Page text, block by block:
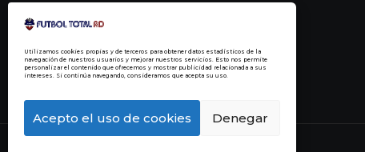
Utilizamos cookies propias y de terceros para obtener datos estadísticos de la
navegación de nuestros usuarios y mejorar nuestros servicios. Esto nos permite
personalizar el contenido que ofrecemos y mostrar publicidad relacionada a sus
intereses. Si continúa navegando, consideramos que acepta su uso.
Acepto el uso de cookies Denegar